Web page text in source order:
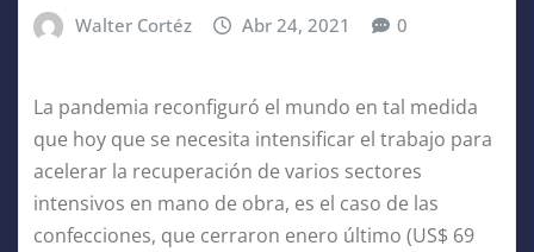
Walter Cortéz Abr 24, 2021 0
La pandemia reconfiguró el mundo en tal medida
que hoy que se necesita intensificar el trabajo para
acelerar la recuperación de varios sectores
intensivos en mano de obra, es el caso de las
confecciones, que cerraron enero último (US$ 69